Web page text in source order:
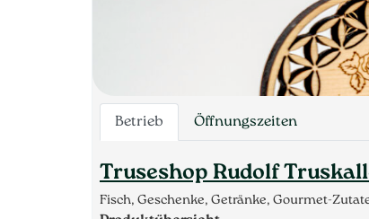
Betrieb Öffnungszeiten
Truseshop Rudolf
Fisch, Geschenke, Getränke, Gourmet-